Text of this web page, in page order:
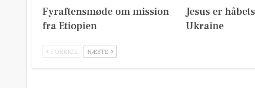
Fyraftensmøde om mission
fra Etiopien
Jesus er
Ukraine
FORRIGE NÆSTE